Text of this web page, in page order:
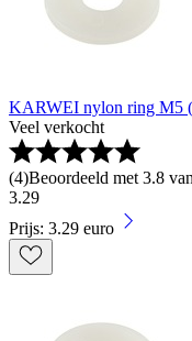
KARWEI nylon ring M5
Veel verkocht
(4)Beoordeeld met 3.8
3.29
Prijs: 3.29 euro